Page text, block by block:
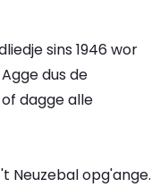
sins 1946 wor
dus de
dagge alle
Neuzebal opg'ange.